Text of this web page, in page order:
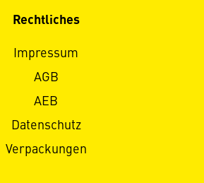
Rechtliches
Impressum
AGB
AEB
Datenschutz
Verpackungen